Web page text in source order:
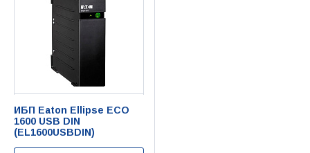
ИБП Eaton Ellipse ECO
1600 USB DIN
(EL1600USBDIN)